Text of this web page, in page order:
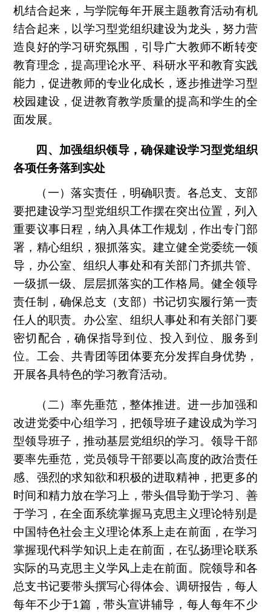
机结合起来，与学院每年开展主题教育活动有机
结合起来，以学习型党组织建设为龙头，努力营
造良好的学习研究氛围，引导广大教师不断转变
教育理念，提高理论水平、科研水平和教育实践
能力，促进教师的专业化成长，逐步推进学习型
校园建设，促进教育教学质量的提高和学生的全
面发展。
四、加强组织领导，确保建设学习型党组织
各项任务落到实处
（一）落实责任，明确职责。各总支、支部
要把建设学习型党组织工作摆在突出位置，列入
重要议事日程，纳入具体工作规划，作出专门部
署，精心组织，狠抓落实。建立健全党委统一领
导，办公室、组织人事处和有关部门齐抓共管、
一级抓一级、层层抓落实的工作格局。健全领导
责任制，确保总支（支部）书记切实履行第一责
任人的职责。办公室、组织人事处和有关部门要
密切配合，确保指导到位、投入到位、服务到
位。工会、共青团等团体要充分发挥自身优势，
开展各具特色的学习教育活动。
（二）率先垂范，整体推进。进一步加强和
改进党委中心组学习，把领导班子建设成为学习
型领导班子，推动基层党组织的学习。领导干部
要率先垂范，党员领导干部要以高度的政治责任
感、强烈的求知欲和积极的进取精神，把更多的
时间和精力放在学习上，带头倡导勤于学习、善
于学习，在全面系统掌握马克思主义理论特别是
中国特色社会主义理论体系上走在前面，在学习
掌握现代科学知识上走在前面，在弘扬理论联系
实际的马克思主义学风上走在前面。院领导和各
总支书记要带头撰写心得体会、调研报告，每人
每年不少于1篇，带头宣讲辅导，每人每年不少